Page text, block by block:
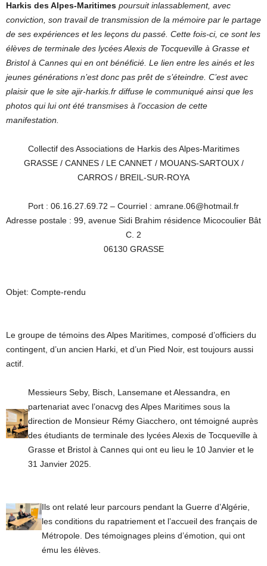
Harkis des Alpes-Maritimes poursuit inlassablement, avec
conviction, son travail de transmission de la mémoire par le partage
de ses expériences et les leçons du passé. Cette fois-ci, ce sont les
élèves de terminale des lycées Alexis de Tocqueville à Grasse et
Bristol à Cannes qui en ont bénéficié. Le lien entre les ainés et les
jeunes générations n’est donc pas prêt de s’éteindre. C’est avec
plaisir que le site ajir-harkis.fr diffuse le communiqué ainsi que les
photos qui lui ont été transmises à l’occasion de cette
manifestation.
Collectif des Associations de Harkis des Alpes-Maritimes
GRASSE / CANNES / LE CANNET / MOUANS-SARTOUX /
CARROS / BREIL-SUR-ROYA
Port : 06.16.27.69.72 – Courriel : amrane.06@hotmail.fr
Adresse postale : 99, avenue Sidi Brahim résidence Micocoulier Bât
C. 2
06130 GRASSE
Objet: Compte-rendu
Le groupe de témoins des Alpes Maritimes, composé d’officiers du
contingent, d’un ancien Harki, et d’un Pied Noir, est toujours aussi
actif.
Messieurs Seby, Bisch, Lansemane et Alessandra, en
partenariat avec l’onacvg des Alpes Maritimes sous la
direction de Monsieur Rémy Giacchero, ont témoigné auprès
des étudiants de terminale des lycées Alexis de Tocqueville à
Grasse et Bristol à Cannes qui ont eu lieu le 10 Janvier et le
31 Janvier 2025.
Ils ont relaté leur parcours pendant la Guerre d’Algérie,
les conditions du rapatriement et l’accueil des français de
Métropole. Des témoignages pleins d’émotion, qui ont
ému les élèves.